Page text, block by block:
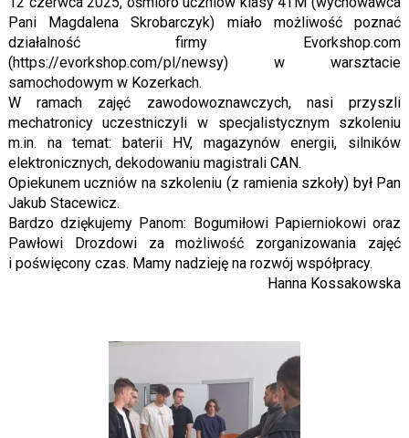
Pani Magdalena Skrobarczyk) miało możliwość poznać
działalność firmy Evorkshop.com
(https://evorkshop.com/pl/newsy) w warsztacie
samochodowym w Kozerkach.
W ramach zajęć zawodowoznawczych, nasi przyszli
mechatronicy uczestniczyli w specjalistycznym szkoleniu
m.in. na temat: baterii HV, magazynów energii, silników
elektronicznych, dekodowaniu magistrali CAN.
Opiekunem uczniów na szkoleniu (z ramienia szkoły) był Pan
Jakub Stacewicz.
Bardzo dziękujemy Panom: Bogumiłowi Papierniokowi oraz
Pawłowi Drozdowi za możliwość zorganizowania zajęć
i poświęcony czas. Mamy nadzieję na rozwój współpracy.
Hanna Kossakowska